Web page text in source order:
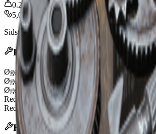
0.25kg
5,000
Sidst opdateret:Feb 24, 2026
Effekter
Øget ADS-hastighed200%
Øget rekylgendannelsestid
50%
Øget vertikal rekyl 50%
Reduceret udstyrstid30%
Reduceret afudstyrstid30%
Håndværksopskrift